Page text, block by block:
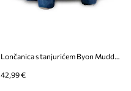
Lončanica s tanjurićem Byon Muddy S/17,5 x 18 cm x Emma Widell
42,99 €